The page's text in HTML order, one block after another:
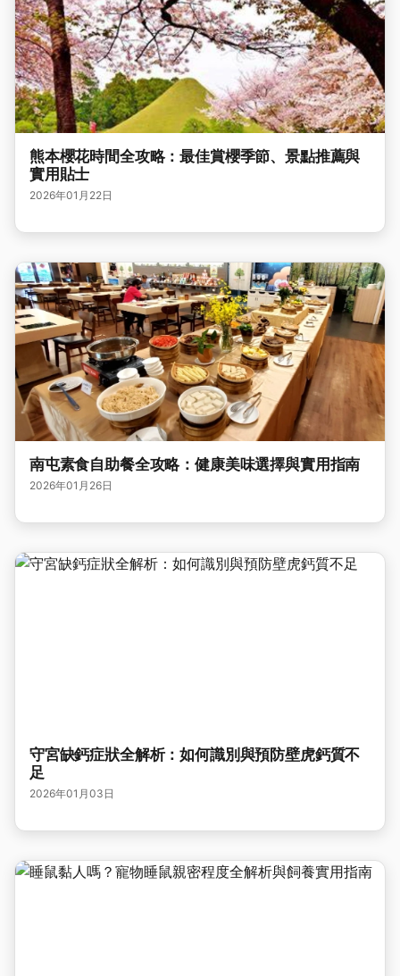
熊本櫻花時間全攻略：最佳賞櫻季節、景點推薦與
實用貼士
2026年01月22日
南屯素食自助餐全攻略：健康美味選擇與實用指南
2026年01月26日
守宮缺鈣症狀全解析：如何識別與預防壁虎鈣質不
足
2026年01月03日